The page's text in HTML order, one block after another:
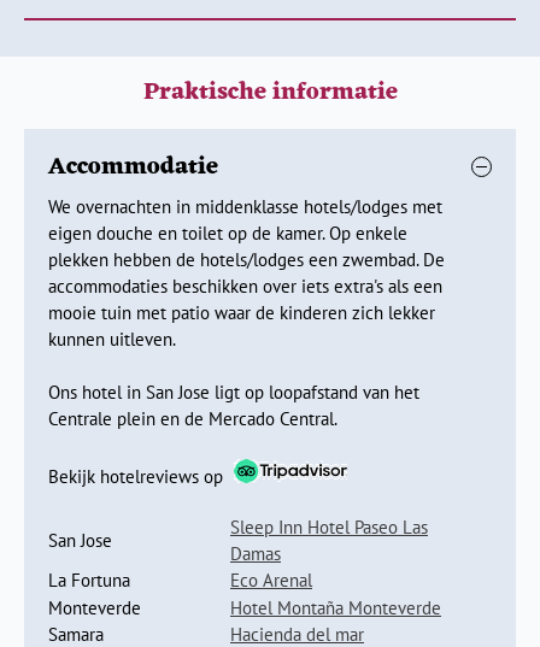
Tropische kustplaats Samara en de
jungle in Quepos
Dag 8 Samara
Dag 10 Samara - Quepos
Dag 11 Quepos, excursie Manuel Antonio nationaal park
Dag 12 Quepos
Dag 13Quepos - San José - Amsterdam
Dag 14 aankomst Amsterdam
Samara is een leuk stadje. Je kunt een fiets huren en de
een excursie maken naar één van de nationale parken in de
omgeving. Ben jij een surfer of wil je het leren? Je kunt een
Een boottocht is een echte aanrader! De kans is groot dat er
lekker luieren op het strand en met je snorkelset het water
in duiken. In dit gebied leven veel kleurrijke tropische
vissen.
Praktische informatie
Accommodatie
We overnachten in middenklasse hotels/lodges met
eigen douche en toilet op de kamer. Op enkele
plekken hebben de hotels/lodges een zwembad. De
accommodaties beschikken over iets extra's als een
mooie tuin met patio waar de kinderen zich lekker
kunnen uitleven.
Ons hotel in San Jose ligt op loopafstand van het
Centrale plein en de Mercado Central.
Bekijk hotelreviews op
San Jose
Sleep Inn Hotel Paseo Las
Damas
La Fortuna
Eco Arenal
Monteverde
Hotel Montaña Monteverde
Samara
Hacienda del mar